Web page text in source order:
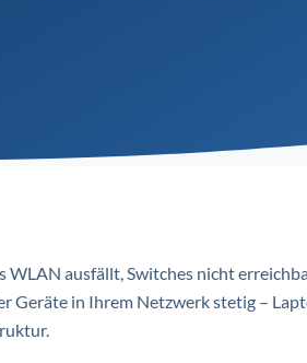
ausfällt, Switches nicht
Geräte in Ihrem Netzwerk stetig –